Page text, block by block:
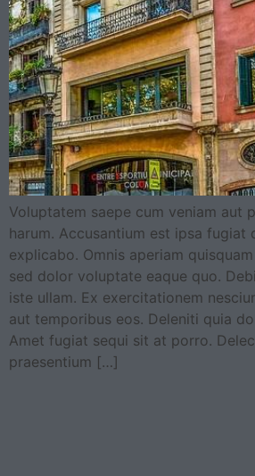
Voluptatem saepe cum veniam aut
harum. Accusantium est ipsa fugiat
explicabo. Omnis aperiam
sed dolor voluptate eaque quo.
iste ullam. Ex exercitationem
aut temporibus eos. Deleniti quia
Amet fugiat sequi sit at porro.
praesentium […]